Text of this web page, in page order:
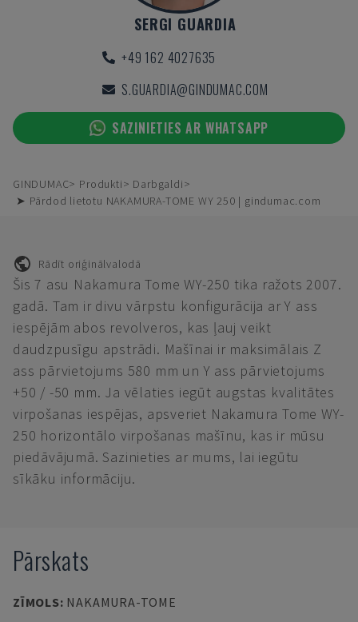
SERGI GUARDIA
+49 162 4027635
S.GUARDIA@GINDUMAC.COM
SAZINIETIES AR WHATSAPP
GINDUMAC Produkti
Darbgaldi
➤ Pārdod lietotu NAKAMURA-TOME WY 250 | gindumac.com
Rādīt oriģinālvalodā
Šis 7 asu Nakamura Tome WY-250 tika ražots 2007.
gadā. Tam ir divu vārpstu konfigurācija ar Y ass
iespējām abos revolveros, kas ļauj veikt
daudzpusīgu apstrādi. Mašīnai ir maksimālais Z
ass pārvietojums 580 mm un Y ass pārvietojums
+50 / -50 mm. Ja vēlaties iegūt augstas kvalitātes
virpošanas iespējas, apsveriet Nakamura Tome WY-
250 horizontālo virpošanas mašīnu, kas ir mūsu
piedāvājumā. Sazinieties ar mums, lai iegūtu
sīkāku informāciju.
Pārskats
ZĪMOLS: NAKAMURA-TOME